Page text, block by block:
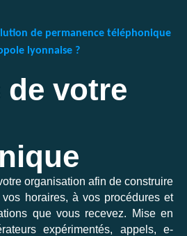
de permanence téléphonique
lyonnaise ?
de votre
organisation afin de construire
horaires, à vos procédures et
que vous recevez. Mise en
expérimentés, appels, e-